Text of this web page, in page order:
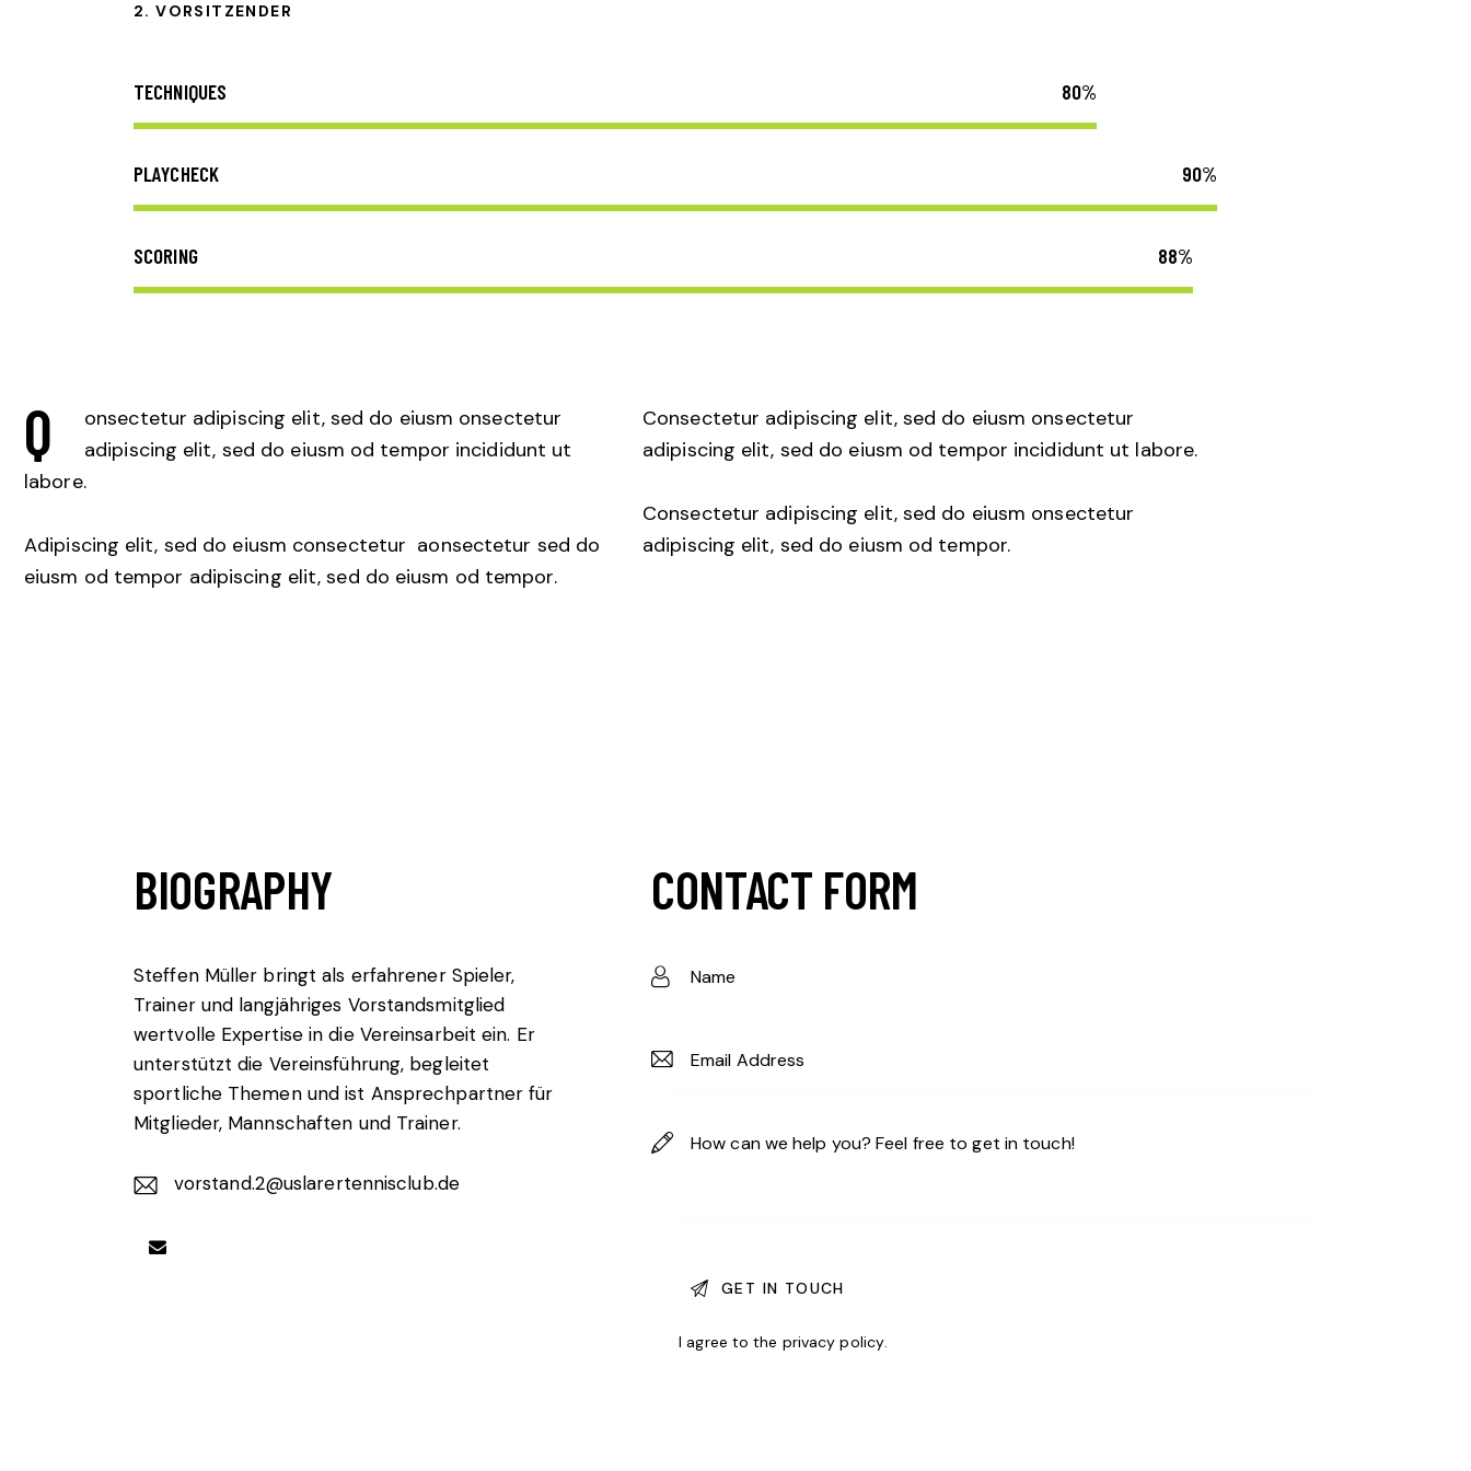
2. VORSITZENDER
TECHNIQUES 80%
PLAYCHECK 90%
SCORING 88%
Q
onsectetur adipiscing elit, sed do eiusm onsectetur
adipiscing elit, sed do eiusm od tempor incididunt ut
labore.
Adipiscing elit, sed do eiusm consectetur aonsectetur sed do
eiusm od tempor adipiscing elit, sed do eiusm od tempor.
Consectetur adipiscing elit, sed do eiusm onsectetur
adipiscing elit, sed do eiusm od tempor incididunt ut labore.
Consectetur adipiscing elit, sed do eiusm onsectetur
adipiscing elit, sed do eiusm od tempor.
BIOGRAPHY
Steffen Müller bringt als erfahrener Spieler,
Trainer und langjähriges Vorstandsmitglied
wertvolle Expertise in die Vereinsarbeit ein. Er
unterstützt die Vereinsführung, begleitet
sportliche Themen und ist Ansprechpartner für
Mitglieder, Mannschaften und Trainer.
m
vorstand.2@uslarertennisclub.de
CONTACT FORM
I agree to the privacy policy